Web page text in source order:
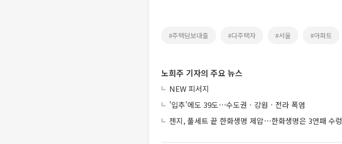
#주택담보대출 #다주택자 #서울 #아파트
노희주 기자의 주요 뉴스
NEW 피서지
'입추'에도 39도⋯수도권ㆍ강원ㆍ전라 폭염
젠지, 풀세트 끝 한화생명 제압⋯한화생명은 3연패 수렁